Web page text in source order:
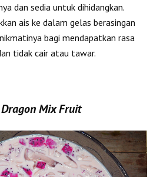
dan sedia untuk dihidangkan.
ais ke dalam gelas berasingan
bagi mendapatkan rasa
tidak cair atau tawar.
Dragon Mix Fruit